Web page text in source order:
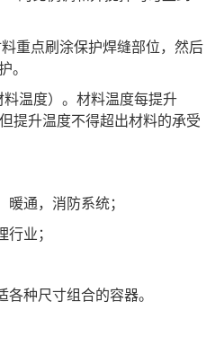
重点刷涂保护焊缝部位，然后
。
温度）。材料温度每提升
提升温度不得超出材料的承受
通，消防系统；
业；
种尺寸组合的容器。